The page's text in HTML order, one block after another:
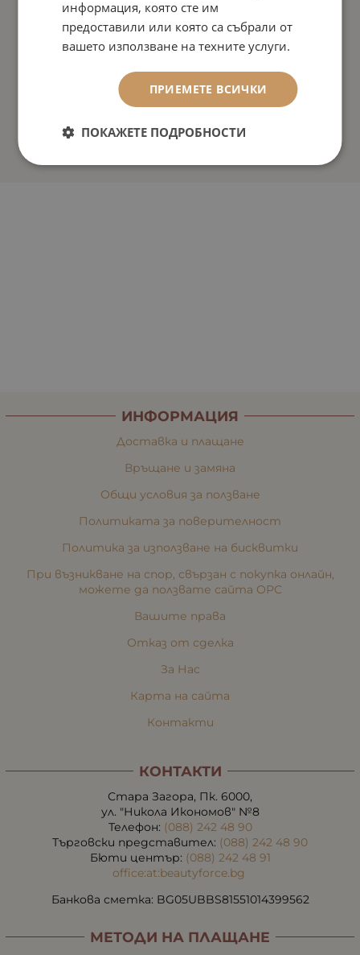
ИНФОРМАЦИЯ
Доставка и плащане
Връщане и замяна
Общи условия за ползване
Политиката за поверителност
Политика за използване на бисквитки
При възникване на спор, свързан с покупка онлайн,
можете да ползвате сайта ОРС
Вашите права
Отказ от сделка
За Нас
Карта на сайта
Контакти
КОНТАКТИ
Стара Загора, Пк. 6000,
ул. "Никола Икономов" №8
Телефон: (088) 242 48 90
Търговски представител: (088) 242 48 90
Бюти център: (088) 242 48 91
office:at:beautyforce.bg
Банкова сметка: BG05UBBS81551014399562
МЕТОДИ НА ПЛАЩАНЕ
информация, която сте им
предоставили или която са събрали от
вашето използване на техните услуги.
ПРИЕМЕТЕ ВСИЧКИ
ПОКАЖЕТЕ ПОДРОБНОСТИ